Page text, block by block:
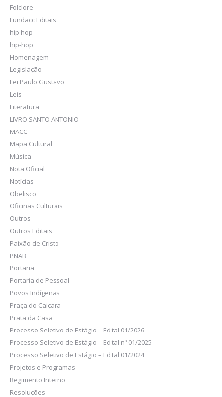
Folclore
Fundacc Editais
hip hop
hip-hop
Homenagem
Legislação
Lei Paulo Gustavo
Leis
Literatura
LIVRO SANTO ANTONIO
MACC
Mapa Cultural
Música
Nota Oficial
Notícias
Obelisco
Oficinas Culturais
Outros
Outros Editais
Paixão de Cristo
PNAB
Portaria
Portaria de Pessoal
Povos Indígenas
Praça do Caiçara
Prata da Casa
Processo Seletivo de Estágio – Edital 01/2026
Processo Seletivo de Estágio – Edital nº 01/2025
Processo Seletivo de Estágio – Edital 01/2024
Projetos e Programas
Regimento Interno
Resoluções